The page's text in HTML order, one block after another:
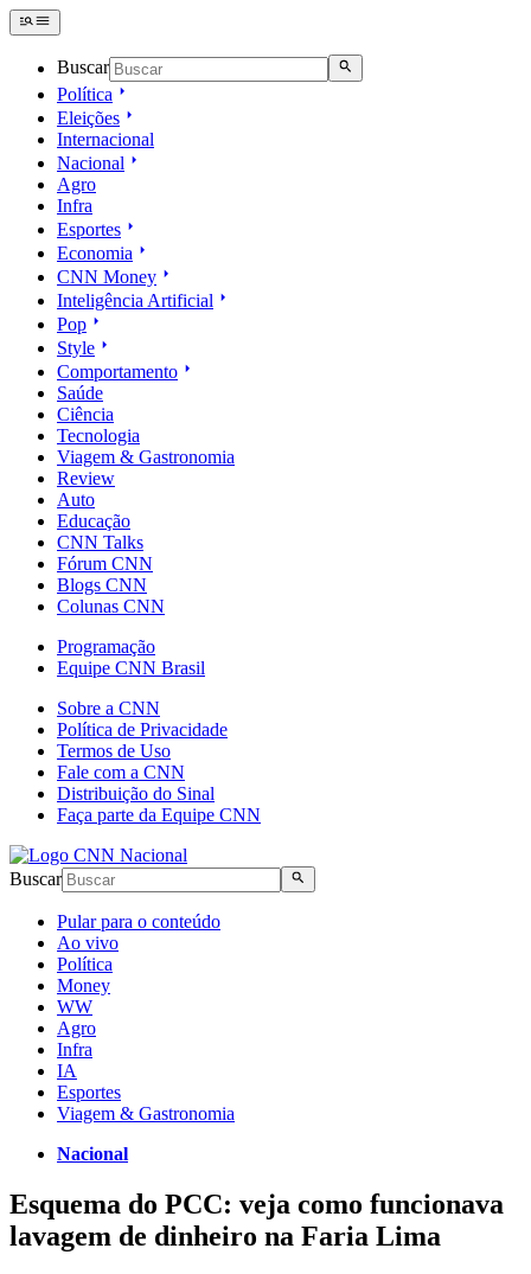
Buscar
Política
Eleições
Internacional
Nacional
Agro
Infra
Esportes
Economia
CNN Money
Inteligência Artificial
Pop
Style
Comportamento
Saúde
Ciência
Tecnologia
Viagem & Gastronomia
Review
Auto
Educação
CNN Talks
Fórum CNN
Blogs CNN
Colunas CNN
Programação
Equipe CNN Brasil
Sobre a CNN
Política de Privacidade
Termos de Uso
Fale com a CNN
Distribuição do Sinal
Faça parte da Equipe CNN
Buscar
Pular para o conteúdo
Ao vivo
Política
Money
WW
Agro
Infra
IA
Esportes
Viagem & Gastronomia
Nacional
Esquema do PCC: veja como funcionava
lavagem de dinheiro na Faria Lima